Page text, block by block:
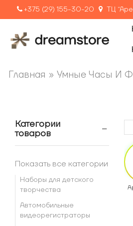
+375 (29) 155-30-20 ТЦ
Главная » Умные Часы И
Категории
товаров
Показать все категории
Наборы для детского
творчества
Автомобильные
видеорегистраторы